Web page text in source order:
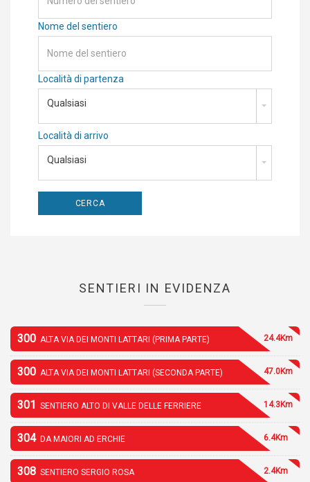
Nome del sentiero
Località di partenza
Qualsiasi
Località di arrivo
Qualsiasi
SENTIERI IN EVIDENZA
300 ALTA VIA DEI MONTI LATTARI (PRIMA PARTE) 24.4Km
300 ALTA VIA DEI MONTI LATTARI (SECONDA PARTE) 47.0Km
301 SENTIERO ALTO DI VALLE DELLE FERRIERE 14.3Km
304 DA MAIORI AD ERCHIE 6.4Km
308 SENTIERO SERGIO ROSA 2.4Km